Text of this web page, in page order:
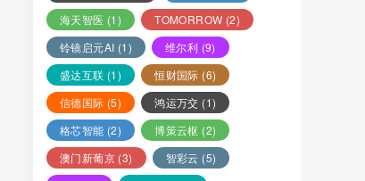
海天智医 (1) TOMORROW (2)
铃镜启元AI (1) 维尔利 (9)
盛达互联 (1) 恒财国际 (6)
信德国际 (5) 鸿运万交 (1)
格芯智能 (2) 博策云枢 (2)
澳门新葡京 (3) 智彩云 (5)